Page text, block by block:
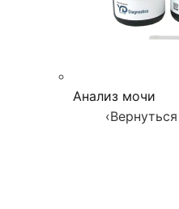
Анализ мочи
‹